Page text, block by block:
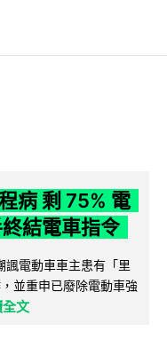
病 剩 75% 電
結電車指令
諷電動車車主患有「里
並重申已廢除電動車強
文